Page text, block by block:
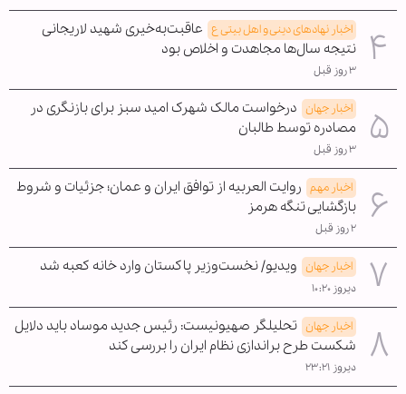
اخبار نهادهای دینی و اهل بیتی ع عاقبت‌به‌خیری شهید لاریجانی
نتیجه سال‌ها مجاهدت و اخلاص بود
۳ روز قبل
اخبار جهان درخواست مالک شهرک امید سبز برای بازنگری در
مصادره توسط طالبان
۳ روز قبل
اخبار مهم روایت العربیه از توافق ایران و عمان؛ جزئیات و شروط
بازگشایی تنگه هرمز
۲ روز قبل
اخبار جهان ویدیو/ نخست‌وزیر پاکستان وارد خانه کعبه شد
دیروز ۱۰:۲۰
اخبار جهان تحلیلگر صهیونیست: رئیس جدید موساد باید دلایل
شکست طرح براندازی نظام ایران را بررسی کند
دیروز ۲۳:۲۱